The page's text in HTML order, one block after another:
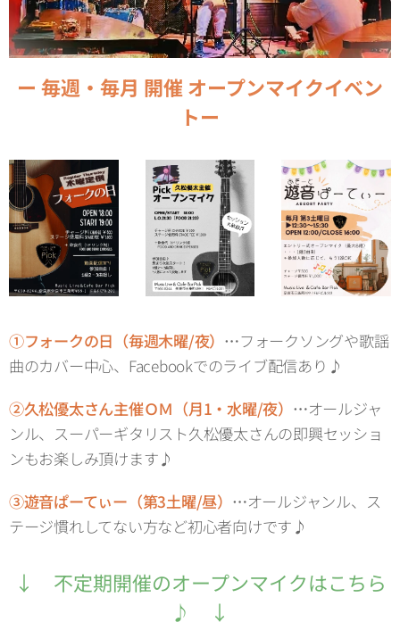
ー 毎週・毎月 開催 オープンマイクイベン
トー
①フォークの日（毎週木曜/夜） …フォークソングや歌謡
曲のカバー中心、Facebookでのライブ配信あり♪
②久松優太さん主催ＯＭ（月1・水曜/夜） …オールジャ
ンル、スーパーギタリスト久松優太さんの即興セッショ
ンもお楽しみ頂けます♪
③遊音ぱーてぃー（第3土曜/昼） …オールジャンル、ス
テージ慣れしてない方など初心者向けです♪
↓ 不定期開催のオープンマイクはこちら
♪ ↓